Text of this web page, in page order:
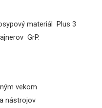
materiál Plus 3
GrP.
vekom
nástrojov